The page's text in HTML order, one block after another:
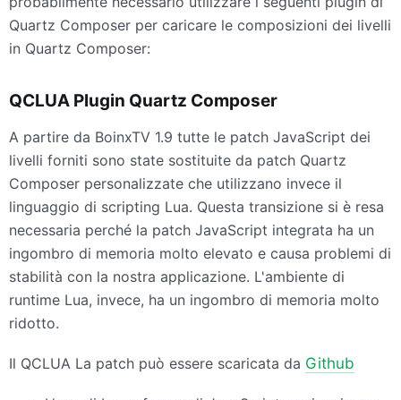
Quartz Composer per caricare le composizioni dei livelli
in Quartz Composer:
QCLUA Plugin Quartz Composer
A partire da BoinxTV 1.9 tutte le patch JavaScript dei
livelli forniti sono state sostituite da patch Quartz
Composer personalizzate che utilizzano invece il
linguaggio di scripting Lua. Questa transizione si è resa
necessaria perché la patch JavaScript integrata ha un
ingombro di memoria molto elevato e causa problemi di
stabilità con la nostra applicazione. L'ambiente di
runtime Lua, invece, ha un ingombro di memoria molto
ridotto.
Il QCLUA La patch può essere scaricata da Github